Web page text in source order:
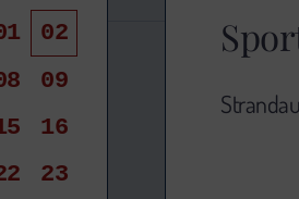
02
09
16
23